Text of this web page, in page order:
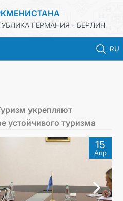
ГЕРМАНИЯ - БЕРЛИН
RU
ОТДЕЛ
укрепляют
устойчивого туризма
15
Апр